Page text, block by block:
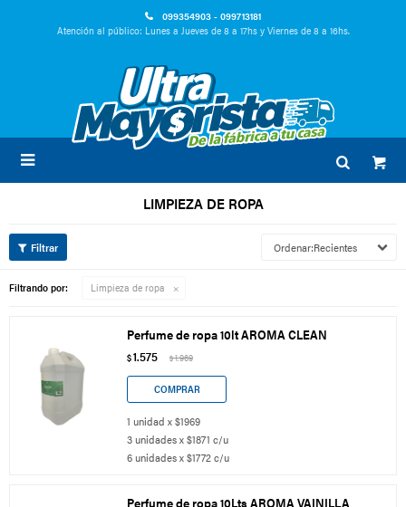
099354903 - 099713181
Atención al público: Lunes a Jueves de 8 a 17hs y Viernes de 8 a 16hs.

LIMPIEZA DE ROPA
Recientes
Filtrando por: Limpieza de ropa
Perfume de ropa 10lt AROMA CLEAN
$1.575 $1.969
1 unidad x $1969
3 unidades x $1871 c/u
6 unidades x $1772 c/u
Perfume de ropa 10Lts AROMA VAINILLA